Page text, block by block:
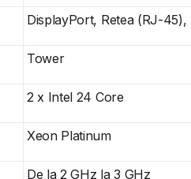
DisplayPort, Retea (RJ-45),
Tower
2 x Intel 24 Core
Xeon Platinum
De la 2 GHz la 3 GHz